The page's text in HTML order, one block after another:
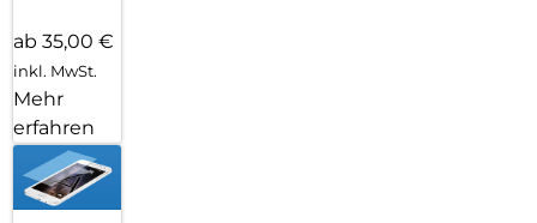
ab 35,00 €
inkl. MwSt.
Mehr
erfahren